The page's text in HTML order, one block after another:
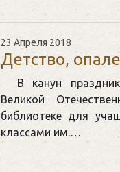
23 Апреля 2018
Детство,
В канун
Великой
библиотеке для
классами им.…